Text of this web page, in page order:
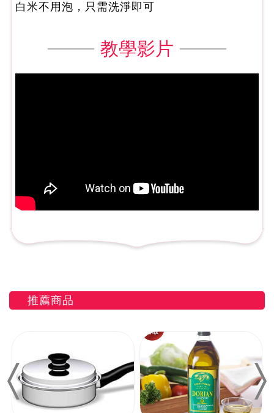
白米不用泡，只需洗淨即可
教學影片
推薦商品
Previous Next